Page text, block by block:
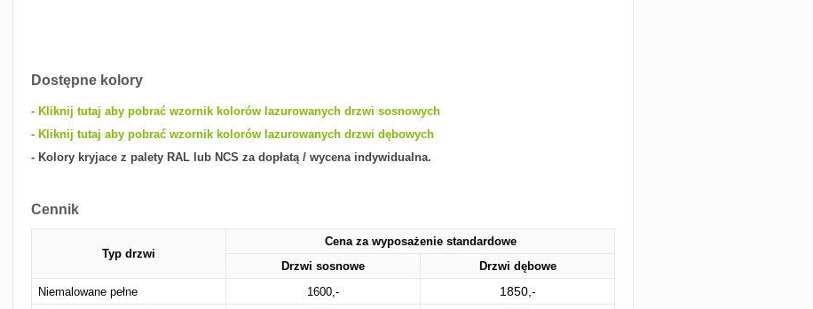
Dostępne kolory
- Kliknij tutaj aby pobrać wzornik kolorów lazurowanych drzwi sosnowych
- Kliknij tutaj aby pobrać wzornik kolorów lazurowanych drzwi dębowych
- Kolory kryjace z palety RAL lub NCS za dopłatą / wycena indywidualna.
Cennik
Typ drzwi
Cena za wyposażenie standardowe
Drzwi sosnowe
Drzwi dębowe
Niemalowane pełne
1600,- 1850,-